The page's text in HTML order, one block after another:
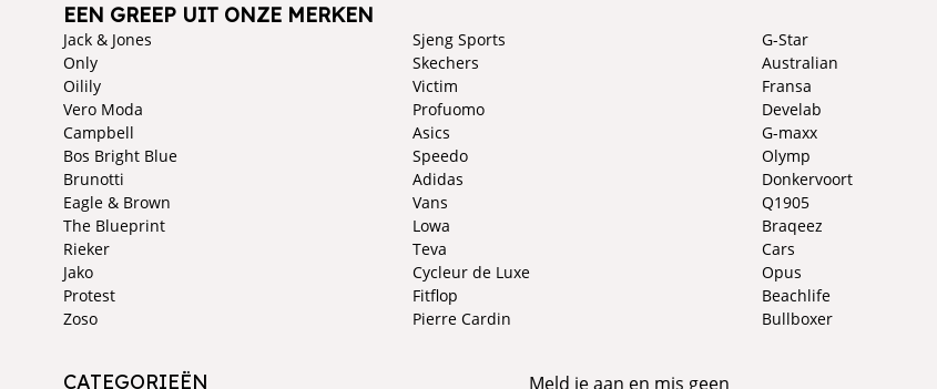
EEN GREEP UIT ONZE MERKEN
Jack & Jones
Only
Oilily
Vero Moda
Campbell
Bos Bright Blue
Brunotti
Eagle & Brown
The Blueprint
Rieker
Jako
Protest
Zoso
Sjeng Sports
Skechers
Victim
Profuomo
Asics
Speedo
Adidas
Vans
Lowa
Teva
Cycleur de Luxe
Fitflop
Pierre Cardin
G-Star
Australian
Fransa
Develab
G-maxx
Olymp
Donkervoort
Q1905
Braqeez
Cars
Opus
Beachlife
Bullboxer
CATEGORIEËN Meld je aan en mis geen